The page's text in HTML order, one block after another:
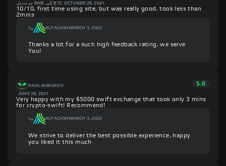
تم تبديل BNB إلى BTC OCTOBER 26, 2021
10/10, first time using site, but was really good, took less than
2mins
ALFACASH MARCH 3, 2022
Thanks a lot for a such high feedback rating, we serve
You!
PAUL BURAKOV
JUNE 26, 2021
5.0
Very happy with my $5000 swift exchange that took only 3 mins
for crypto-swift! Recommend!
ALFACASH MARCH 3, 2022
We strive to deliver the best possible experience, happy
you liked it this much